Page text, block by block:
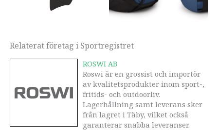
Relaterat företag i Sportregistret
ROSWI AB
Roswi är en grossist och importör
av kvalitetsprodukter inom sport-,
fritids- och outdoorliv.
Lagerhållning samt leverans sker
från lagret i Täby, vilket också
garanterar snabba leveranser.